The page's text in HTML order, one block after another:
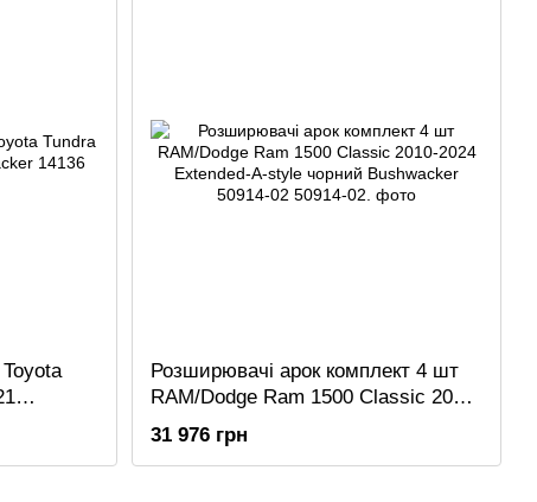
Розширювачі арок комплект 4 шт
RAM/Dodge Ram 1500 Classic 2010-
2024 Extended-A-style чорний
Bushwacker 50914-02
31 976 грн